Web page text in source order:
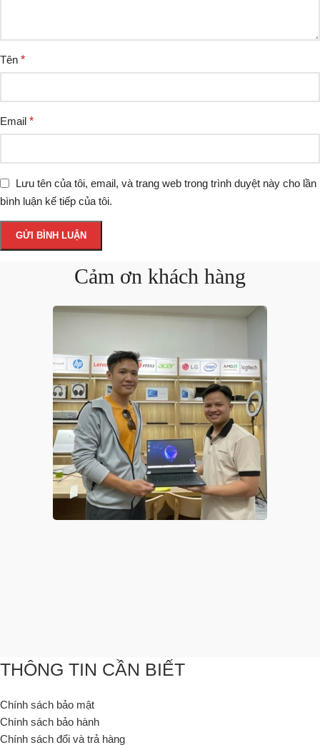
Tên *
Email *
Lưu tên của tôi, email, và trang web trong trình duyệt này cho lần
bình luận kế tiếp của tôi.
Cảm ơn khách hàng
THÔNG TIN CẦN BIẾT
Chính sách bảo mật
Chính sách bảo hành
Chính sách đổi và trả hàng